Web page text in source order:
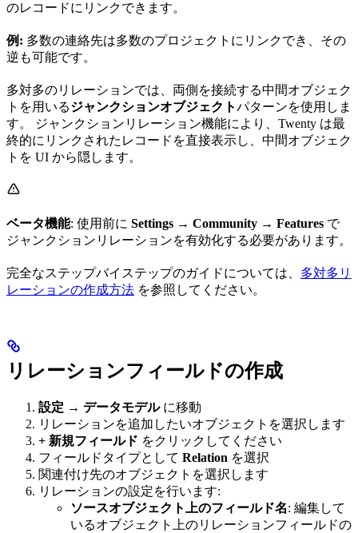
のレコードにリンクできます。
例: 多数の連絡先は多数のプロジェクトにリンクでき、その
逆も可能です。
多対多のリレーションでは、両側を接続する中間オブジェク
トを用いるジャンクションオブジェクトパターンを使用しま
す。 ジャンクションリレーション機能により、Twenty は最
終的にリンクされたレコードを直接表示し、中間オブジェク
トを UI から隠します。
ベータ機能: 使用前に Settings → Community → Features で
ジャンクションリレーションを有効化する必要があります。
完全なステップバイステップのガイドについては、 多対多リ
レーションの作成方法 を参照してください。
リレーションフィールドの作成
設定 → データモデルに移動
リレーションを追加したいオブジェクトを選択します
+ 新規フィールド をクリックしてください
フィールドタイプとして Relation を選択
関連付け先のオブジェクトを選択します
リレーションの設定を行います:
ソースオブジェクト上のフィールド名: 編集して
いるオブジェクト上のリレーションフィールドの